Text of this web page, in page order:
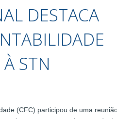
DESTACA
STN
(CFC) participou de uma